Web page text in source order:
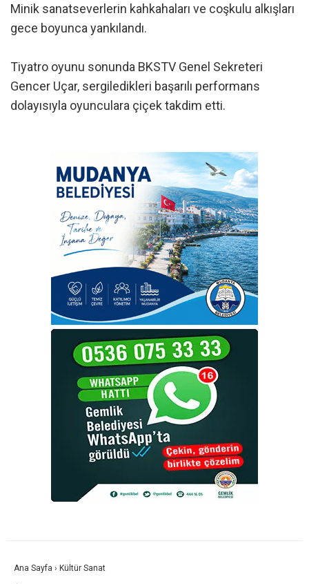
Minik sanatseverlerin kahkahaları ve coşkulu alkışları
gece boyunca yankılandı.
Tiyatro oyunu sonunda BKSTV Genel Sekreteri
Gencer Uçar, sergiledikleri başarılı performans
dolayısıyla oyunculara çiçek takdim etti.
Ana Sayfa › Kültür Sanat